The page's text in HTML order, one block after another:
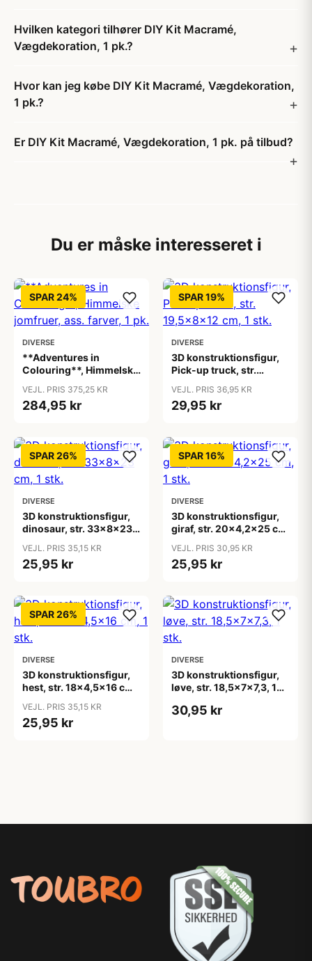
Hvilken kategori tilhører DIY Kit Macramé,
Vægdekoration, 1 pk.?
Hvor kan jeg købe DIY Kit Macramé, Vægdekoration,
1 pk.?
Er DIY Kit Macramé, Vægdekoration, 1 pk. på tilbud?
Du er måske interesseret i
SPAR 24%
DIVERSE
**Adventures in
Colouring**, Himmelske
pk.
VEJL. PRIS 375,25 KR
284,95 kr
SPAR 19%
DIVERSE
3D konstruktionsfigur,
Pick-up truck, str.
VEJL. PRIS 36,95 KR
29,95 kr
SPAR 26%
DIVERSE
3D konstruktionsfigur,
dinosaur, str. 33x8x23
VEJL. PRIS 35,15 KR
25,95 kr
SPAR 16%
DIVERSE
3D konstruktionsfigur,
giraf, str. 20x4,2x25 cm,
VEJL. PRIS 30,95 KR
25,95 kr
SPAR 26%
DIVERSE
3D konstruktionsfigur,
hest, str. 18x4,5x16 cm,
VEJL. PRIS 35,15 KR
25,95 kr
DIVERSE
3D konstruktionsfigur,
løve, str. 18,5x7x7,3, 1
30,95 kr